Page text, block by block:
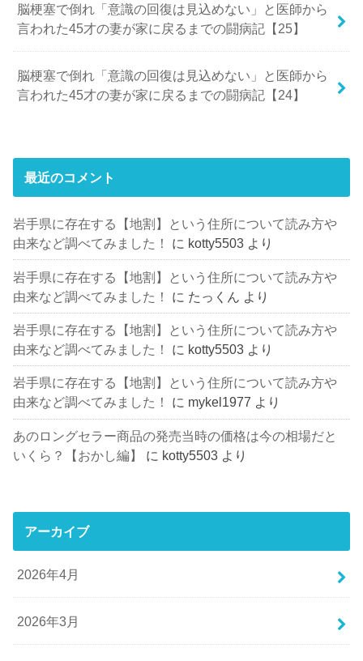
脳梗塞で倒れ「意識の回復は見込めない」と医師から
言われた45才の妻が家に戻るまでの闘病記【25】
脳梗塞で倒れ「意識の回復は見込めない」と医師から
言われた45才の妻が家に戻るまでの闘病記【24】
最近のコメント
岩手県に存在する【地割】という住所について読み方や
由来など調べてみました！
に kotty5503 より
岩手県に存在する【地割】という住所について読み方や
由来など調べてみました！
に たっくん より
岩手県に存在する【地割】という住所について読み方や
由来など調べてみました！
に kotty5503 より
岩手県に存在する【地割】という住所について読み方や
由来など調べてみました！
に mykel1977 より
あのロングセラー商品の発売当時の価格は今の相場だと
いくら？【おかし編】
に kotty5503 より
アーカイブ
2026年4月
2026年3月